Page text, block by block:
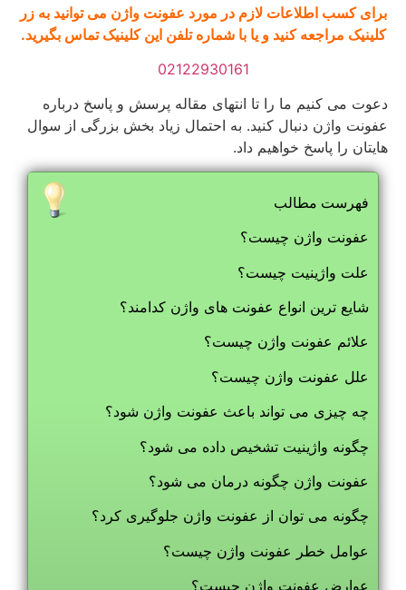
برای کسب اطلاعات لازم در مورد عفونت واژن می توانید به زر
کلینیک مراجعه کنید و یا با شماره تلفن این کلینیک تماس بگیرید.
02122930161
دعوت می کنیم ما را تا انتهای مقاله پرسش و پاسخ درباره
عفونت واژن دنبال کنید. به احتمال زیاد بخش بزرگی از سوال
هایتان را پاسخ خواهیم داد.
فهرست مطالب
عفونت واژن چیست؟
علت واژینیت چیست؟
شایع ترین انواع عفونت های واژن کدامند؟
علائم عفونت واژن چیست؟
علل عفونت واژن چیست؟
چه چیزی می تواند باعث عفونت واژن شود؟
چگونه واژینیت تشخیص داده می شود؟
عفونت واژن چگونه درمان می شود؟
چگونه می ‌توان از عفونت واژن جلوگیری کرد؟
عوامل خطر عفونت واژن چیست؟
عوارض عفونت واژن چیست؟